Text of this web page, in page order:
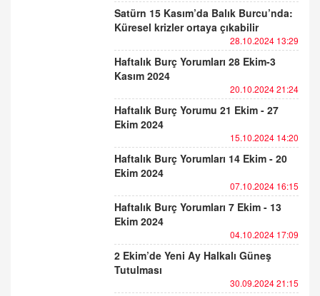
Satürn 15 Kasım’da Balık Burcu’nda:
Küresel krizler ortaya çıkabilir
28.10.2024 13:29
Haftalık Burç Yorumları 28 Ekim-3
Kasım 2024
20.10.2024 21:24
Haftalık Burç Yorumu 21 Ekim - 27
Ekim 2024
15.10.2024 14:20
Haftalık Burç Yorumları 14 Ekim - 20
Ekim 2024
07.10.2024 16:15
Haftalık Burç Yorumları 7 Ekim - 13
Ekim 2024
04.10.2024 17:09
2 Ekim’de Yeni Ay Halkalı Güneş
Tutulması
30.09.2024 21:15